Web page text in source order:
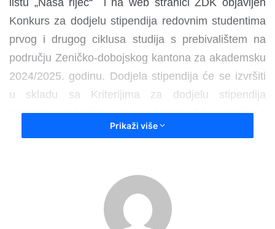
Konkurs za dodjelu stipendija redovnim studentima
prvog i drugog ciklusa studija s prebivalištem na
području Zeničko-dobojskog kantona za akademsku
2024/2025. godinu. Dodjela stipendija će se izvršiti
u skladu sa Kriterijima za dodjelu stipendija
redovnim studentima prvog i drugog ciklusa studija s
prebivalištem na području Zeničko-dobojskog
Napominjemo da je u akademskoj 2023/2024.
godini „Tekućim transferom za stipendiranje
studenata“ također bio predviđen iznos od
Prikaži više